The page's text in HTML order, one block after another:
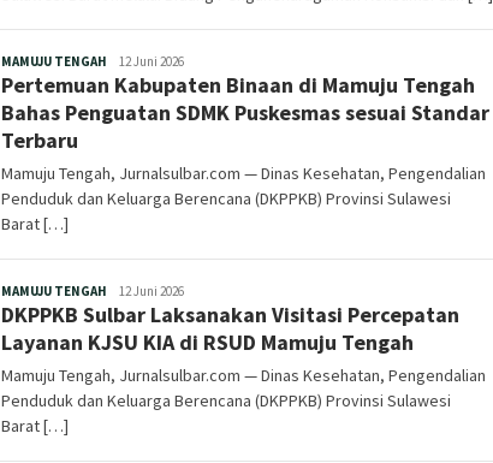
MAMUJU TENGAH Redaksi
12 Juni 2026
Pertemuan Kabupaten Binaan di Mamuju Tengah
Bahas Penguatan SDMK Puskesmas sesuai Standar
Terbaru
Mamuju Tengah, Jurnalsulbar.com — Dinas Kesehatan, Pengendalian
Penduduk dan Keluarga Berencana (DKPPKB) Provinsi Sulawesi
Barat […]
MAMUJU TENGAH Redaksi
12 Juni 2026
DKPPKB Sulbar Laksanakan Visitasi Percepatan
Layanan KJSU KIA di RSUD Mamuju Tengah
Mamuju Tengah, Jurnalsulbar.com — Dinas Kesehatan, Pengendalian
Penduduk dan Keluarga Berencana (DKPPKB) Provinsi Sulawesi
Barat […]